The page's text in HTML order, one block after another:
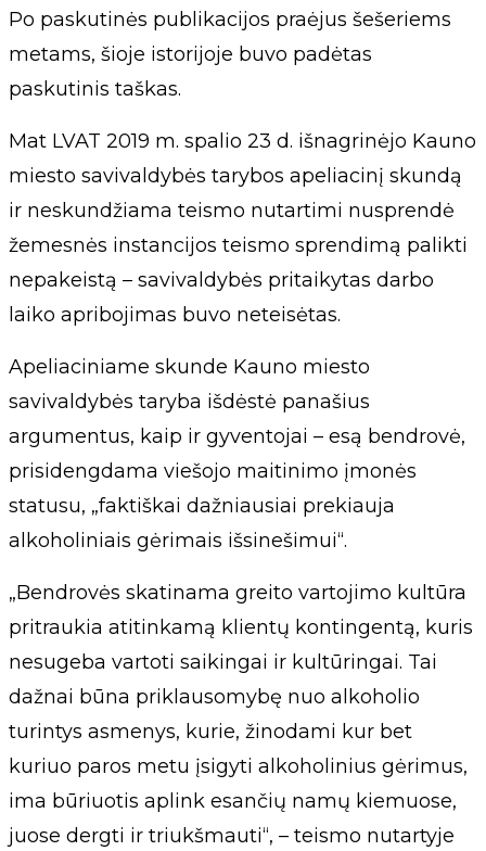
Po paskutinės publikacijos praėjus šešeriems
metams, šioje istorijoje buvo padėtas
paskutinis taškas.
Mat LVAT 2019 m. spalio 23 d. išnagrinėjo Kauno
miesto savivaldybės tarybos apeliacinį skundą
ir neskundžiama teismo nutartimi nusprendė
žemesnės instancijos teismo sprendimą palikti
nepakeistą – savivaldybės pritaikytas darbo
laiko apribojimas buvo neteisėtas.
Apeliaciniame skunde Kauno miesto
savivaldybės taryba išdėstė panašius
argumentus, kaip ir gyventojai – esą bendrovė,
prisidengdama viešojo maitinimo įmonės
statusu, „faktiškai dažniausiai prekiauja
alkoholiniais gėrimais išsinešimui“.
„Bendrovės skatinama greito vartojimo kultūra
pritraukia atitinkamą klientų kontingentą, kuris
nesugeba vartoti saikingai ir kultūringai. Tai
dažnai būna priklausomybę nuo alkoholio
turintys asmenys, kurie, žinodami kur bet
kuriuo paros metu įsigyti alkoholinius gėrimus,
ima būriuotis aplink esančių namų kiemuose,
juose dergti ir triukšmauti“, – teismo nutartyje